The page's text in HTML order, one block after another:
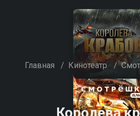
Главная / Кинотеатр /